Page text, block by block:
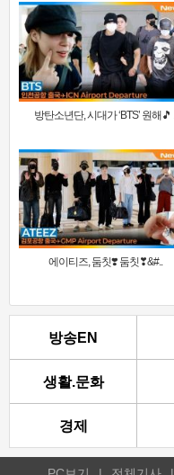
방탄소년단, 시대가 ‘BTS’ 원해🎵 ..
에이티즈, 둠칫❣️ 둠칫❣&#..
방송EN
생활.문화
경제